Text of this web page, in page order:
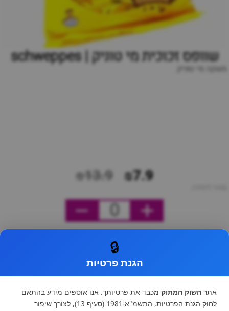
שוופס זכוכית מי טוניק | schweppes
משקה מי טוניק
₪7.9
₪13.9
0
🔒
הגנת פרטיות
אתר השוק המתוק מכבד את פרטיותך. אנו אוספים מידע בהתאם
לחוק הגנת הפרטיות, התשמ"א-1981 (סעיף 13), לצורך שיפור